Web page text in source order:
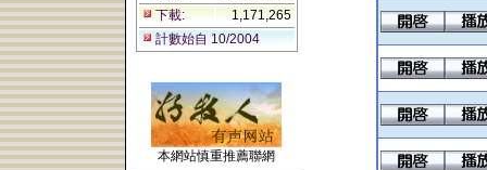
下載:
1,171,265
計數始自 10/2004
本網站慎重推薦聯網